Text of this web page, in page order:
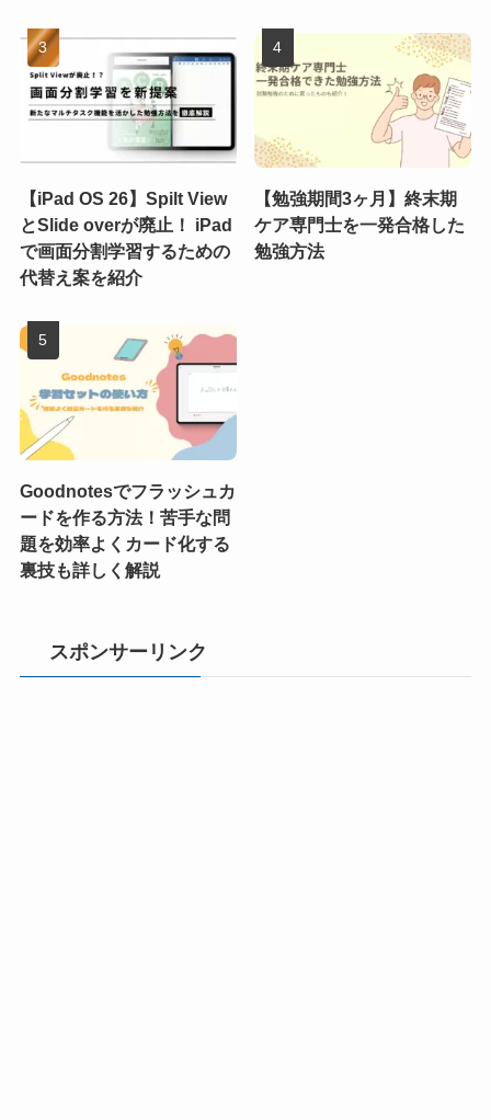
【iPad OS 26】Spilt View
とSlide overが廃止！ iPad
で画面分割学習するための
代替え案を紹介
【勉強期間3ヶ月】終末期
ケア専門士を一発合格した
勉強方法
Goodnotesでフラッシュカ
ードを作る方法！苦手な問
題を効率よくカード化する
裏技も詳しく解説
スポンサーリンク